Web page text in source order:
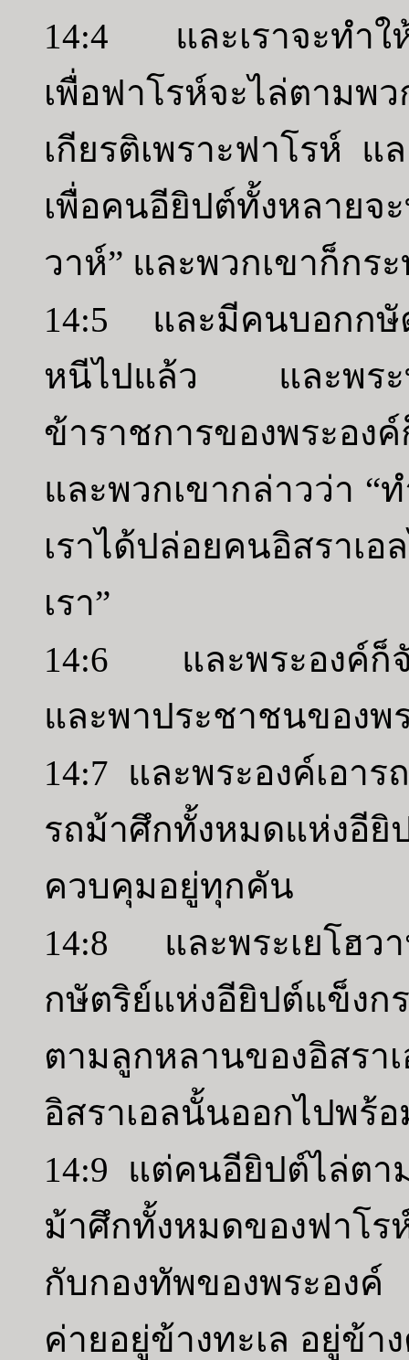
14:4 และเราจะทำใ
เพื่อฟาโรห์จะไล่ตาม
เกียรติเพราะฟาโรห์ แ
เพื่อคนอียิปต์ทั้งหลายจะ
วาห์” และพวกเขาก็กร
14:5 และมีคนบอกกษั
หนีไปแล้ว และพระทั
ข้าราชการของพระอง
และพวกเขากล่าวว่า “
เราได้ปล่อยคนอิสราเ
เรา”
14:6 และพระองค์ก็จั
และพาประชาชนของพ
14:7 และพระองค์เอา
รถม้าศึกทั้งหมดแห่ง
ควบคุมอยู่ทุกคัน
14:8 และพระเยโฮว
กษัตริย์แห่งอียิปต์แข็ง
ตามลูกหลานของอิ
อิสราเอลนั้นออกไปพร้
14:9 แต่คนอียิปต์ไล่ตา
ม้าศึกทั้งหมดของฟาโ
กับกองทัพของพระอง
ค่ายอยู่ข้างทะเล อยู่ข้